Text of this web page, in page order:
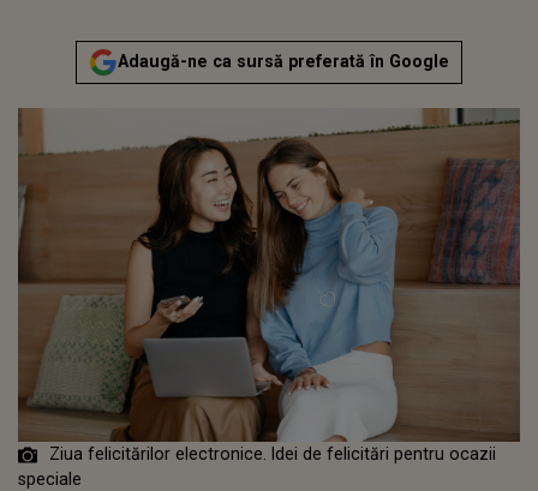
Adaugă-ne ca sursă preferată în Google
Ziua felicitărilor electronice. Idei de felicitări pentru ocazii
speciale